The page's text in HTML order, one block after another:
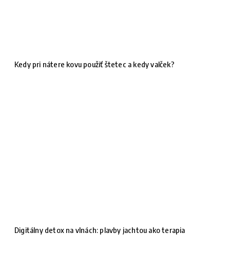
Kedy pri nátere kovu použiť štetec a kedy valček?
Digitálny detox na vlnách: plavby jachtou ako terapia